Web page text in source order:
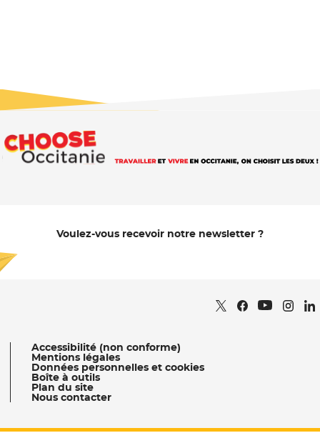
Voulez-vous recevoir notre newsletter ?
Retrouvez nous sur
- Nouvelle fenêtre
Retrouvez
- Nouvelle
Retrouvez
- -
Accessibilité (non conforme)
Mentions légales
Données personnelles et cookies
Boîte à outils
Plan du site
Nous contacter